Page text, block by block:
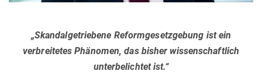
„Skandalgetriebene Reformgesetzgebung ist ein
verbreitetes Phänomen, das bisher wissenschaftlich
unterbelichtet ist.“